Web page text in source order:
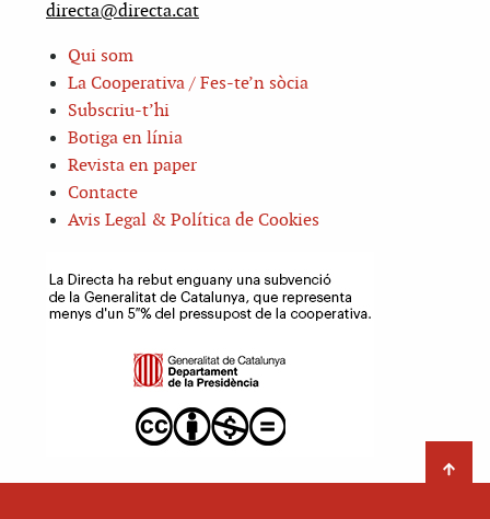
directa@directa.cat
Qui som
La Cooperativa / Fes-te’n sòcia
Subscriu-t’hi
Botiga en línia
Revista en paper
Contacte
Avis Legal & Política de Cookies